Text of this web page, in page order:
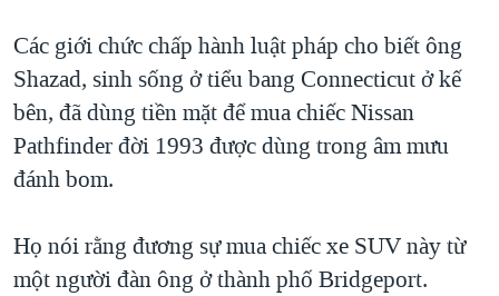
GIÁO DỤC
CHI PHÍ CHIẾN TRANH AFGHANISTAN
CÁC GIÁ TRỊ CỘNG HÒA Ở VIỆT NAM
THƯỢNG ĐỈNH TRUMP-KIM TẠI VIỆT NAM
TRỊNH VĨNH BÌNH VS. CHÍNH PHỦ VIỆT NAM
BÊN KIA QUỐC LỘ: TIẾNG VỌNG TỪ NÔNG THÔN MỸ
QUAN HỆ VIỆT MỸ
Các giới chức chấp hành luật pháp cho biết ông
Shazad, sinh sống ở tiểu bang Connecticut ở kế
bên, đã dùng tiền mặt để mua chiếc Nissan
Pathfinder đời 1993 được dùng trong âm mưu
đánh bom.
Họ nói rằng đương sự mua chiếc xe SUV này từ
một người đàn ông ở thành phố Bridgeport.